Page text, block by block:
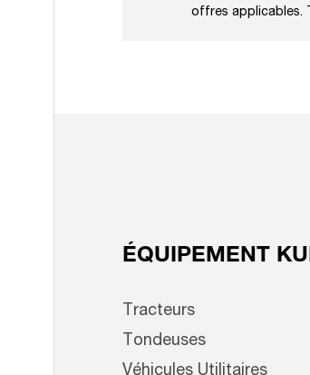
offres applicables.
ÉQUIPEMENT
Tracteurs
Tondeuses
Véhicules Utilitaires